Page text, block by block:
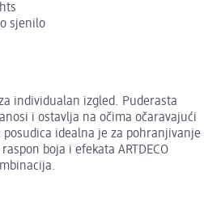
sjenilo
individualan izgled. Puderasta
i ostavlja na očima očaravajući
idealna je za pohranjivanje
boja i efekata ARTDECO